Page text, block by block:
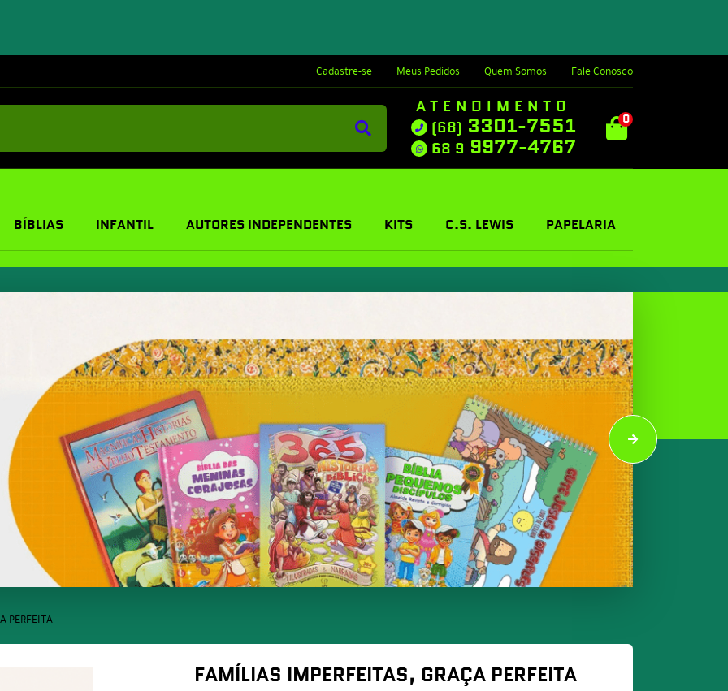
Cadastre-se Meus Pedidos Quem Somos Fale Conosco
ATENDIMENTO
(68) 3301-7551
68 9 9977-4767
0
BÍBLIAS INFANTIL AUTORES INDEPENDENTES KITS C.S. LEWIS PAPELARIA
PERFEITA
FAMÍLIAS IMPERFEITAS, GRAÇA PERFEITA